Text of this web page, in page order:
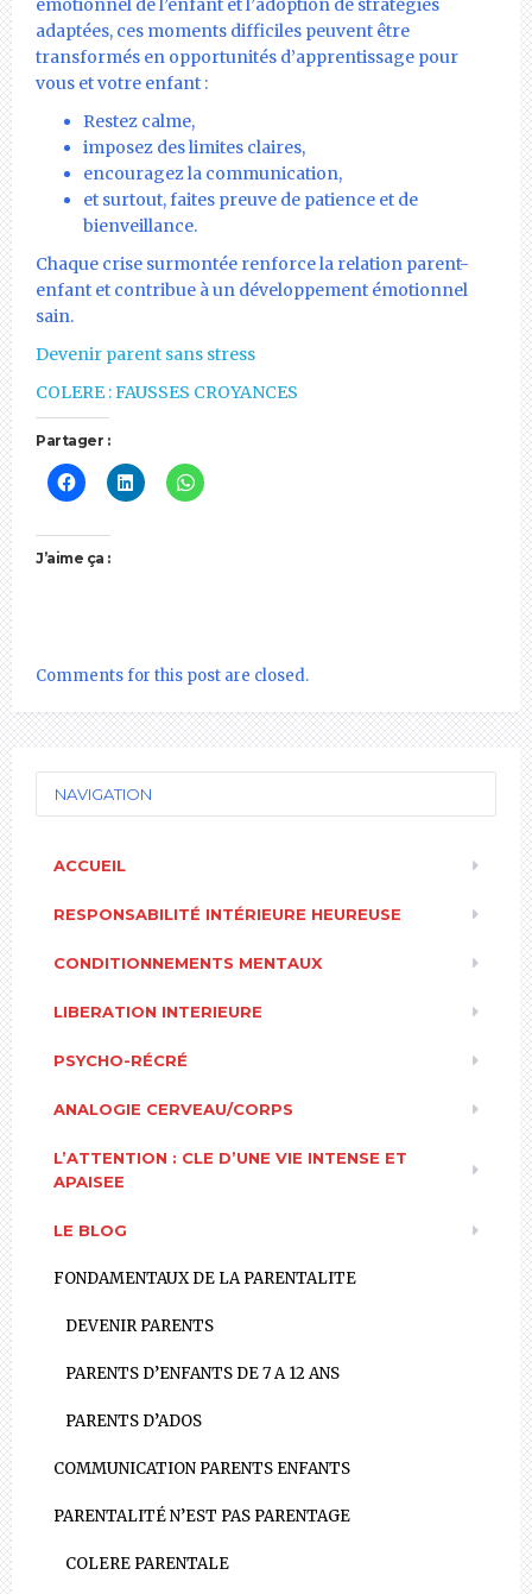
adaptées, ces moments difficiles peuvent être
transformés en opportunités d’apprentissage pour
vous et votre enfant :
Restez calme,
imposez des limites claires,
encouragez la communication,
et surtout, faites preuve de patience et de
bienveillance.
Chaque crise surmontée renforce la relation parent-
enfant et contribue à un développement émotionnel
sain.
Devenir parent sans stress
COLERE : FAUSSES CROYANCES
Partager :
J’aime ça :
Comments for this post are closed.
NAVIGATION
ACCUEIL
RESPONSABILITÉ INTÉRIEURE HEUREUSE
CONDITIONNEMENTS MENTAUX
LIBERATION INTERIEURE
PSYCHO-RÉCRÉ
ANALOGIE CERVEAU/CORPS
L’ATTENTION : CLE D’UNE VIE INTENSE ET
APAISEE
LE BLOG
FONDAMENTAUX DE LA PARENTALITE
DEVENIR PARENTS
PARENTS D’ENFANTS DE 7 A 12 ANS
PARENTS D’ADOS
COMMUNICATION PARENTS ENFANTS
PARENTALITÉ N’EST PAS PARENTAGE
COLERE PARENTALE